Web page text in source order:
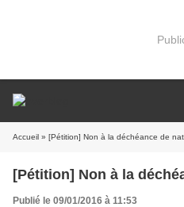
Accueil » [Pétition] Non à la déchéance de
[Pétition] Non à la
Publié le 09/01/2016 à 11:53